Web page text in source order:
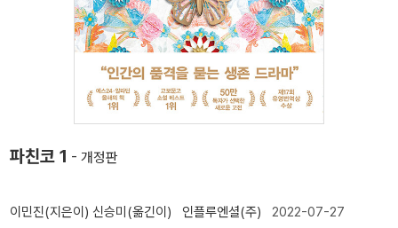
파친코 1 - 개정판
이민진(지은이) 신승미(옮긴이) 인플루엔셜(주) 2022-07-27